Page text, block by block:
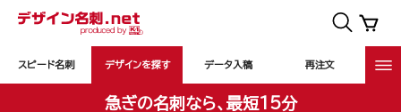
スピード名刺 デザインを探す データ入稿 再注文
急ぎの名刺なら、最短15分